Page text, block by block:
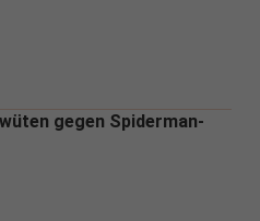
gegen Spiderman-